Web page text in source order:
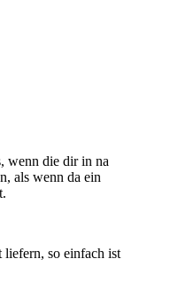
wenn die dir in na
als wenn da ein
liefern, so einfach ist